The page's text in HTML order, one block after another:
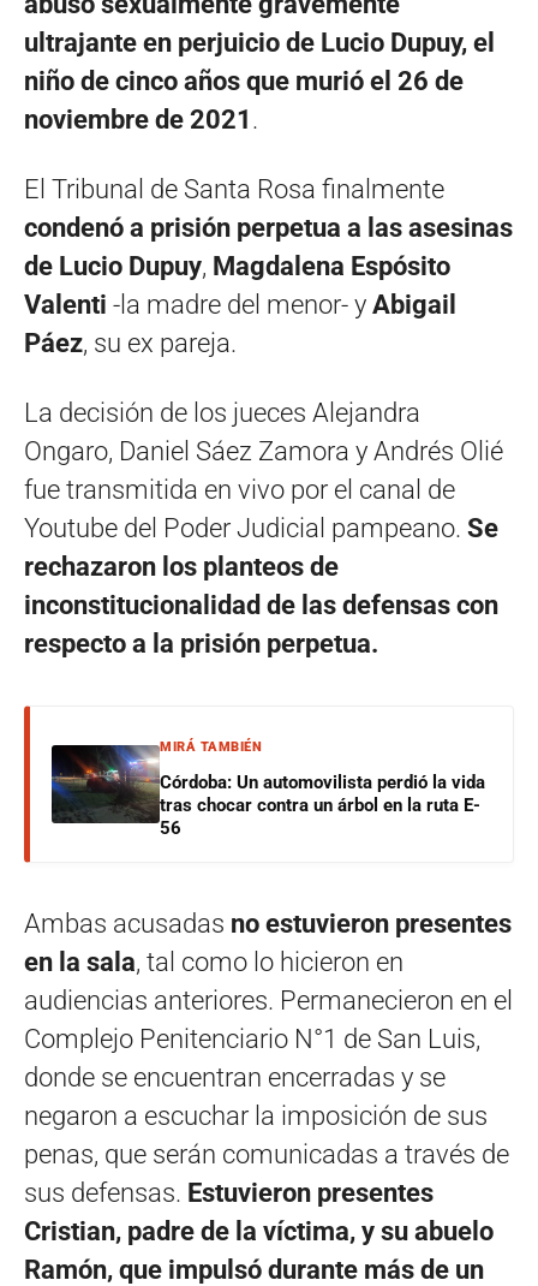
ultrajante en perjuicio de Lucio Dupuy, el
niño de cinco años que murió el 26 de
noviembre de 2021 .
El Tribunal de Santa Rosa finalmente
condenó a prisión perpetua a las asesinas
de Lucio Dupuy, Magdalena Espósito
Valenti -la madre del menor- y Abigail
Páez, su ex pareja.
La decisión de los jueces Alejandra
Ongaro, Daniel Sáez Zamora y Andrés Olié
fue transmitida en vivo por el canal de
Youtube del Poder Judicial pampeano. Se
rechazaron los planteos de
inconstitucionalidad de las defensas con
respecto a la prisión perpetua.
MIRÁ TAMBIÉN
Córdoba: Un automovilista perdió la vida
tras chocar contra un árbol en la ruta E-
56
Ambas acusadas no estuvieron presentes
en la sala, tal como lo hicieron en
audiencias anteriores. Permanecieron en el
Complejo Penitenciario N°1 de San Luis,
donde se encuentran encerradas y se
negaron a escuchar la imposición de sus
penas, que serán comunicadas a través de
sus defensas. Estuvieron presentes
Cristian, padre de la víctima, y su abuelo
Ramón, que impulsó durante más de un